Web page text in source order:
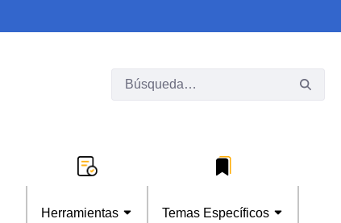
Herramientas Temas Específicos